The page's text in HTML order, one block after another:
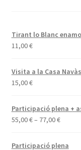
Tirant lo Blanc
11,00€
Visita a la Casa Navàs
15,00€
Participació plena +
55,00€– 77,00€Interval
Participació plena